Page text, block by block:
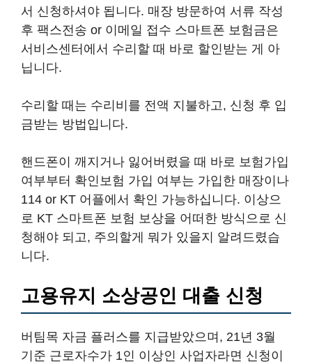
서 신청하셔야 됩니다. 매장 방문하여 서류 작성
후 팩스전송 or 이메일 접수 스마트폰 보험금은
서비스센터에서 수리할 때 바로 할인받는 게 아
닙니다.
수리할 때는 수리비를 전액 지불하고, 신청 후 입
금받는 방법입니다.
핸드폰이 깨지거나 잃어버렸을 때 바로 보험가입
여부부터 확인보험 가입 여부는 가입한 매장이나
114 or KT 어플에서 확인 가능하십니다. 이상으
로 KT 스마트폰 보험 보상을 어떠한 방식으로 신
청해야 되고, 주의할게 뭐가 있을지 알려드렸습
니다.
고용유지 소상공인 대출 신청
버팀목 자금 플러스를 지급받았으며, 21년 3월
기준 근로자수가 1인 이상인 사업자라면 신청이